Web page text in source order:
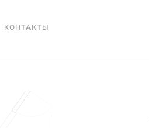
КОНТАКТЫ